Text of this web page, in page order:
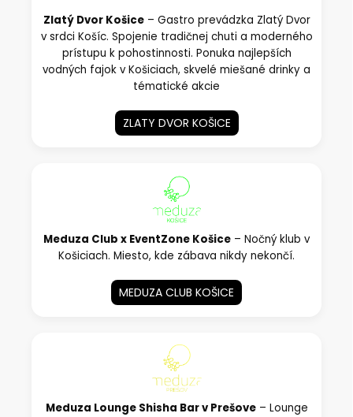
Zlatý Dvor Košice– Gastro prevádzka Zlatý Dvor
v srdci Košíc. Spojenie tradičnej chuti a moderného
prístupu k pohostinnosti. Ponuka najlepších
vodných fajok v Košiciach, skvelé miešané drinky a
tématické akcie
ZLATY DVOR KOŠICE
Meduza Club x EventZone Košice – Nočný klub v
Košiciach. Miesto, kde zábava nikdy nekončí.
MEDUZA CLUB KOŠICE
Meduza Lounge Shisha Bar v Prešove– Lounge